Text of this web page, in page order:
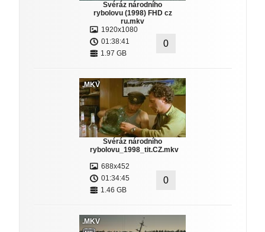
Svéráz národního
rybolovu (1998) FHD cz
ru.mkv
1920x1080
01:38:41
1.97 GB
0
.MKV
Svéráz národního
rybolovu_1998_tit.CZ.mkv
688x452
01:34:45
1.46 GB
0
.MKV